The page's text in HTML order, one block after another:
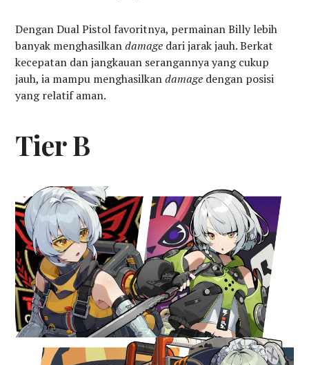
Dengan Dual Pistol favoritnya, permainan Billy lebih
banyak menghasilkandamage dari jarak jauh. Berkat
kecepatan dan jangkauan serangannya yang cukup
jauh, ia mampu menghasilkandamage dengan posisi
yang relatif aman.
Tier B